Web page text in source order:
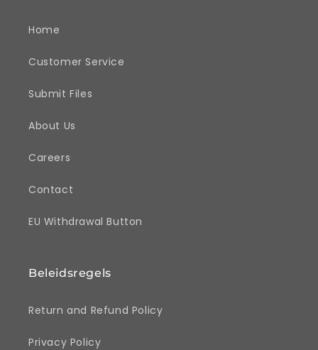
Home
Customer Service
Submit Files
About Us
Careers
Contact
EU Withdrawal Button
Beleidsregels
Return and Refund Policy
Privacy Policy